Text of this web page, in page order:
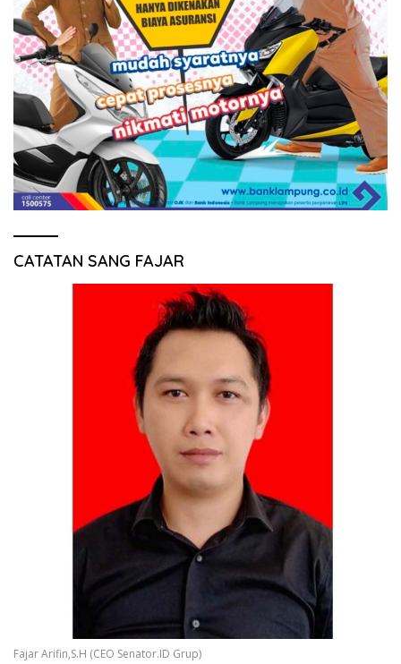
CATATAN SANG FAJAR
Fajar Arifin,S.H (CEO Senator.ID Grup)